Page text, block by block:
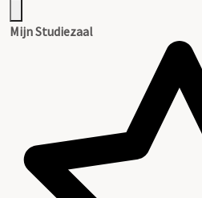
Mijn Studiezaal